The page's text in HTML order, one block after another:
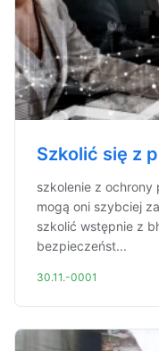
Szkolić się z
szkolenie z ochrony
mogą oni szybciej
szkolić wstępnie z
bezpieczeńst...
30.11.-0001